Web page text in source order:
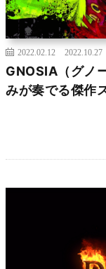
2022.02.12 2022.10.27
GNOSIA（グノ
みが奏でる傑作